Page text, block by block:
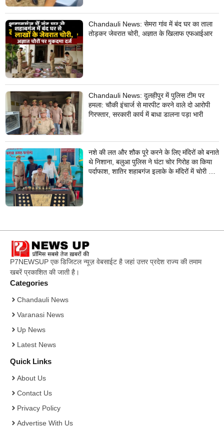
Chandauli News: सेमरा गांव में बंद घर का ताला
तोड़कर जेवरात चोरी, अज्ञात के खिलाफ एफआईआर
Chandauli News: दुलहीपुर में पुलिस टीम पर
हमला: चौकी इंचार्ज से मारपीट करने वाले दो आरोपी
गिरफ्तार, सरकारी कार्य में बाधा डालना पड़ा भारी
नशे की लत और शौक पूरे करने के लिए मंदिरों को बनाते
थे निशाना, बलुआ पुलिस ने घंटा चोर गिरोह का किया
पर्दाफाश, शातिर शहाबगंज इलाके के मंदिरों में चोरी की
P7NEWSUP एक डिजिटल न्यूज़ वेबसाईट है जहां उत्तर प्रदेश राज्य की तमाम
खबरें प्रकाशित की जाती है।
Categories
Chandauli News
Varanasi News
Up News
Latest News
Quick Links
About Us
Contact Us
Privacy Policy
Advertise With Us